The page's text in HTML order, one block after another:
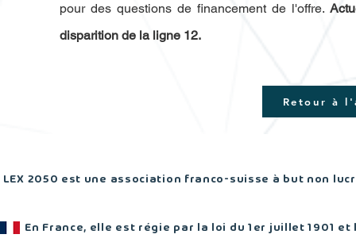
pour des questions de financement de l'offre.
disparition de la ligne 12.
Retour à
LEX 2050 est une association franco-suisse à but non
En France, elle est régie par la loi du 1er juillet 1901 et